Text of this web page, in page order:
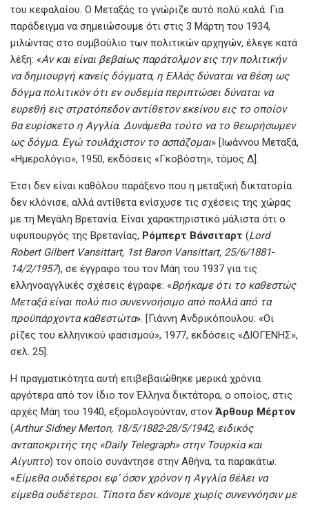
του κεφαλαίου. Ο Μεταξάς το γνώριζε αυτό πολύ καλά. Για
παράδειγμα να σημειώσουμε ότι στις 3 Μάρτη του 1934,
μιλώντας στο συμβούλιο των πολιτικών αρχηγών, έλεγε κατά
λέξη: «Αν και είναι βεβαίως παράτολμον εις την πολιτικήν
να δημιουργή κανείς δόγματα, η Ελλάς δύναται να θέση ως
δόγμα πολιτικόν ότι εν ουδεμία περιπτώσει δύναται να
ευρεθή εις στρατόπεδον αντίθετον εκείνου εις το οποίον
θα ευρίσκετο η Αγγλία. Δυνάμεθα τούτο να το θεωρήσωμεν
ως δόγμα. Εγώ τουλάχιστον το ασπάζομαι» [Ιωάννου Μεταξά,
«Ημερολόγιο», 1950, εκδόσεις «Γκοβόστη», τόμος Δ].
Έτσι δεν είναι καθόλου παράξενο που η μεταξική δικτατορία
δεν κλόνισε, αλλά αντίθετα ενίσχυσε τις σχέσεις της χώρας
με τη Μεγάλη Βρετανία. Είναι χαρακτηριστικό μάλιστα ότι ο
υφυπουργός της Βρετανίας, Ρόμπερτ Βάνσιταρτ (Lord
Robert Gilbert Vansittart, 1st Baron Vansittart, 25/6/1881-
14/2/1957), σε έγγραφο του τον Μάη του 1937 για τις
ελληνοαγγλικές σχέσεις έγραφε: «Βρήκαμε ότι το καθεστώς
Μεταξά είναι πολύ πιο συνεννοήσιμο από πολλά από τα
προϋπάρχοντα καθεστώτα». [Γιάννη Ανδρικόπουλου: «Οι
ρίζες του ελληνικού φασισμού», 1977, εκδόσεις «ΔΙΟΓΕΝΗΣ»,
σελ. 25].
Η πραγματικότητα αυτή επιβεβαιώθηκε μερικά χρόνια
αργότερα από τον ίδιο τον Έλληνα δικτάτορα, ο οποίος, στις
αρχές Μάη του 1940, εξομολογούνταν, στον Άρθουρ Μέρτον
(Arthur Sidney Merton, 18/5/1882-28/5/1942, ειδικός
ανταποκριτής της «Daily Telegraph» στην Τουρκία και
Αίγυπτο) τον οποίο συνάντησε στην Αθήνα, τα παρακάτω:
«Είμεθα ουδέτεροι εφ’ όσον χρόνον η Αγγλία θέλει να
είμεθα ουδέτεροι. Τίποτα δεν κάνομε χωρίς συνεννόησιν με